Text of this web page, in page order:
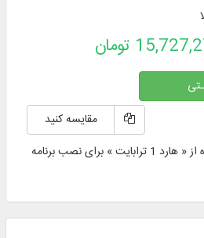
تومان
مقایسه کنید
توجه : فضای استفاده شده از « هارد 1 ترابایت » برای نصب برنامه